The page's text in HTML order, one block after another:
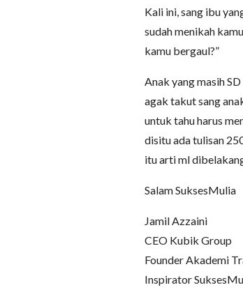
Kali ini, sang ibu
sudah menikah
kamu bergaul?”
Anak yang masih
agak takut sang
untuk tahu harus
disitu ada tulisan
itu arti ml
Salam SuksesMulia
Jamil Azzaini
CEO Kubik Group
Founder Akademi
Inspirator